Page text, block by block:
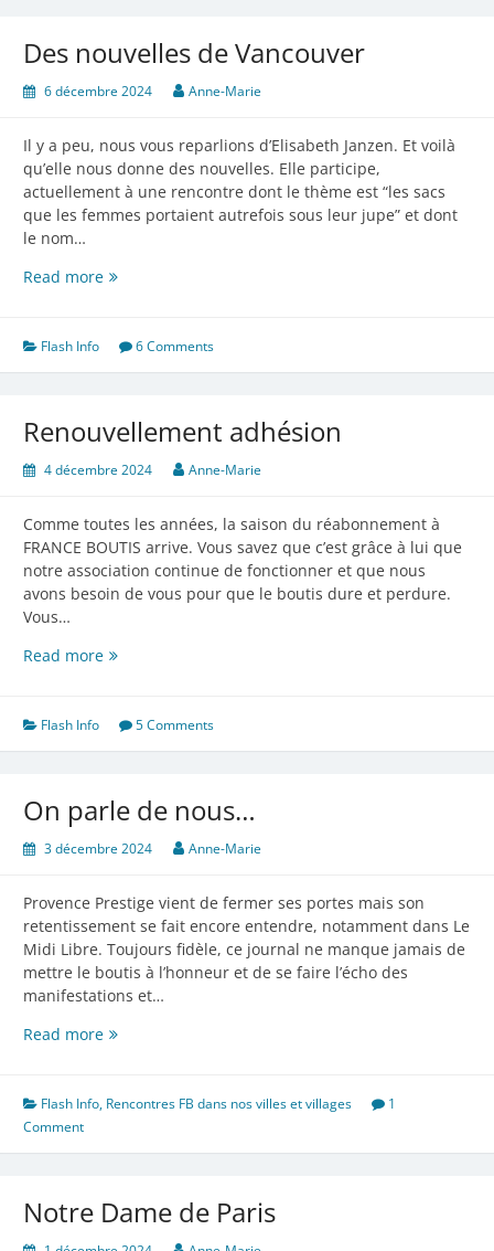
Des nouvelles de Vancouver
6 décembre 2024 Anne-Marie
Il y a peu, nous vous reparlions d’Elisabeth Janzen. Et voilà
qu’elle nous donne des nouvelles. Elle participe,
actuellement à une rencontre dont le thème est “les sacs
que les femmes portaient autrefois sous leur jupe” et dont
le nom…
Read moreDes
Vancouver
Flash Info 6 Comments
Renouvellement adhésion
4 décembre 2024 Anne-Marie
Comme toutes les années, la saison du réabonnement à
FRANCE BOUTIS arrive. Vous savez que c’est grâce à lui que
notre association continue de fonctionner et que nous
avons besoin de vous pour que le boutis dure et perdure.
Vous…
Read moreRenouvellement
Flash Info 5 Comments
On parle de nous…
3 décembre 2024 Anne-Marie
Provence Prestige vient de fermer ses portes mais son
retentissement se fait encore entendre, notamment dans Le
Midi Libre. Toujours fidèle, ce journal ne manque jamais de
mettre le boutis à l’honneur et de se faire l’écho des
manifestations et…
Read moreOn
nous…
Flash Info, Rencontres FB dans nos villes et villages
1
Comment
Notre Dame de Paris